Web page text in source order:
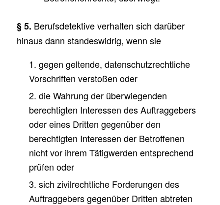
§ 5. Berufsdetektive verhalten sich darüber
hinaus dann standeswidrig, wenn sie
1. gegen geltende, datenschutzrechtliche
Vorschriften verstoßen oder
2. die Wahrung der überwiegenden
berechtigten Interessen des Auftraggebers
oder eines Dritten gegenüber den
berechtigten Interessen der Betroffenen
nicht vor ihrem Tätigwerden entsprechend
prüfen oder
3. sich zivilrechtliche Forderungen des
Auftraggebers gegenüber Dritten abtreten